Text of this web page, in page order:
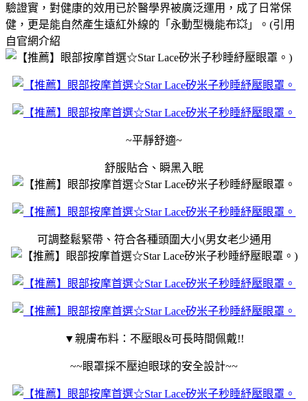
驗證實，對健康的效用已於醫學界被廣泛運用，成了日常保
健，更是能自然產生遠紅外線的「永動型機能布💥 」。 (引用
自官網介紹
)
~平靜舒適~
舒服貼合、瞬黑入眠
可調整鬆緊帶、符合各種頭圍大小(男女老少通用
)
▼親膚布料：不壓眼&可長時間佩戴!!
~~眼罩採不壓迫眼球的安全設計~~